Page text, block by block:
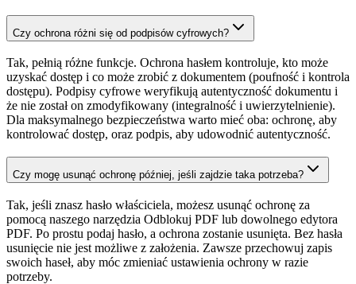
Czy ochrona różni się od podpisów cyfrowych?
Tak, pełnią różne funkcje. Ochrona hasłem kontroluje, kto może
uzyskać dostęp i co może zrobić z dokumentem (poufność i kontrola
dostępu). Podpisy cyfrowe weryfikują autentyczność dokumentu i
że nie został on zmodyfikowany (integralność i uwierzytelnienie).
Dla maksymalnego bezpieczeństwa warto mieć oba: ochronę, aby
kontrolować dostęp, oraz podpis, aby udowodnić autentyczność.
Czy mogę usunąć ochronę później, jeśli zajdzie taka potrzeba?
Tak, jeśli znasz hasło właściciela, możesz usunąć ochronę za
pomocą naszego narzędzia Odblokuj PDF lub dowolnego edytora
PDF. Po prostu podaj hasło, a ochrona zostanie usunięta. Bez hasła
usunięcie nie jest możliwe z założenia. Zawsze przechowuj zapis
swoich haseł, aby móc zmieniać ustawienia ochrony w razie
potrzeby.